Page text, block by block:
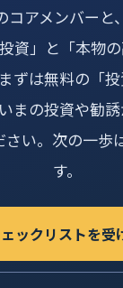
コアメンバーと
資」と「本物
ずは無料の「
まの投資や勧
さい。次の一歩
す。
ックリストを